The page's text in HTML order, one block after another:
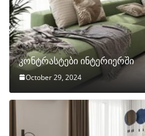
კონტრასტები ინტერიერში
October 29, 2024